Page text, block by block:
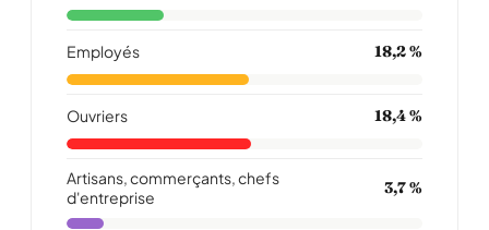
Employés 18,2 %
Ouvriers 18,4 %
Artisans, commerçants, chefs
d'entreprise
3,7 %